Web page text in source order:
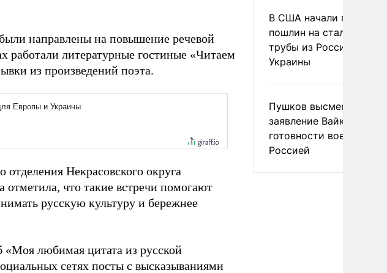
направлены на повышение речевой
работали литературные гостиные «Читаем
из произведений поэта.
Некрасовского округа
что такие встречи помогают
русскую культуру и бережнее
любимая цитата из русской
сетях посты с высказываниями
В США начали
пошлин на стальные
трубы из России и с
Украины
Пушков высмеял
заявление Вайкуле о
готовности воевать с
Россией